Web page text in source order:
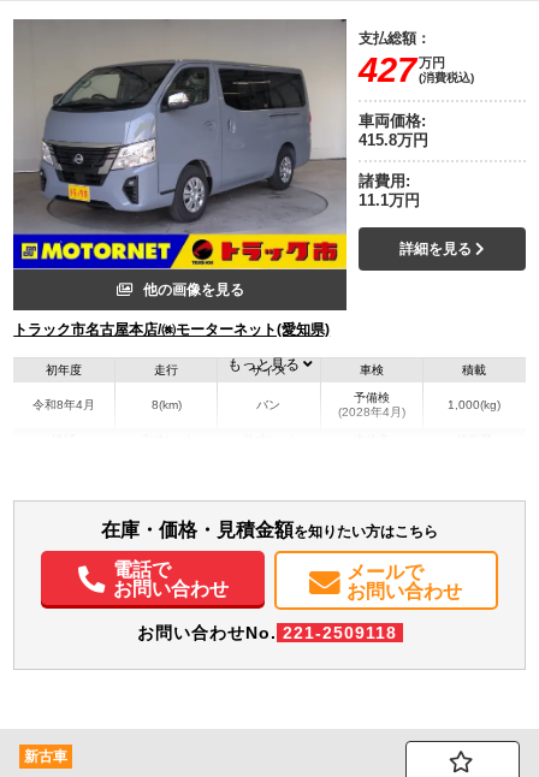
他の画像を見る
トラック市名古屋本店/㈱モーターネット(愛知県)
支払総額：
427万円
(消費税込)
車両価格:
415.8万円
諸費用:
11.1万円
詳細を見る
初年度
令和8年4月
走行
8(km)
サイズ
バン
車検
予備検
(2028年4月)
積載
1,000(kg)
装備情報
パワステ パワーウィンドウ エアバッグ
集中ドアロック
電動格納ミラー
もっと見る
在庫・価格・見積金額を知りたい方はこちら
電話で
お問い合わせ
メールで
お問い合わせ
お問い合わせNo. 221-2509118
新古車